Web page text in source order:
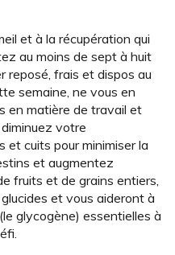
et à la récupération qui
au moins de sept à huit
reposé, frais et dispos au
semaine, ne vous en
en matière de travail et
votre
et cuits pour minimiser la
et augmentez
fruits et de grains entiers,
et vous aideront à
glycogène) essentielles à